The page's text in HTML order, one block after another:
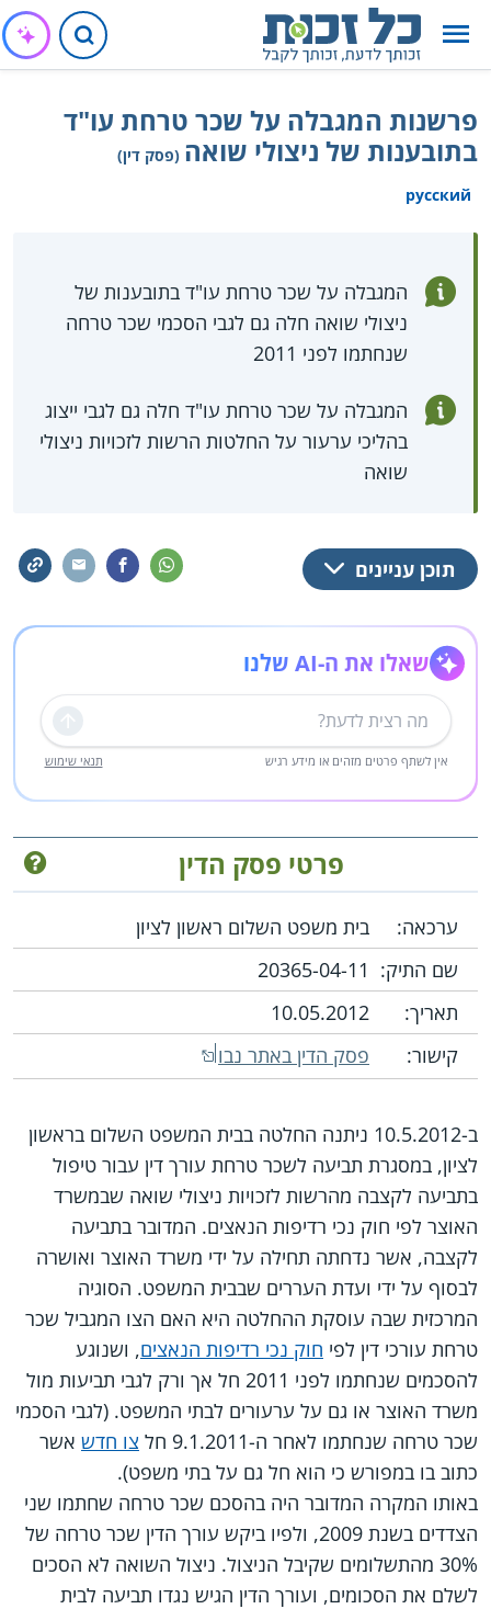
פרשנות המגבלה על שכר טרחת עו"ד
בתובענות של ניצולי שואה (פסק דין)
русский
המגבלה על שכר טרחת עו"ד בתובענות של
ניצולי שואה חלה גם לגבי הסכמי שכר טרחה
שנחתמו לפני 2011
המגבלה על שכר טרחת עו"ד חלה גם לגבי ייצוג
בהליכי ערעור על החלטות הרשות לזכויות ניצולי
שואה
תוכן עניינים
שאלו את ה-AI שלנו
שליחה
אין לשתף פרטים מזהים או מידע רגיש תנאי שימוש
פרטי פסק הדין
ערכאה:
בית משפט השלום ראשון לציון
שם התיק: 20365-04-11‏
תאריך:
10.05.2012
קישור:
פסק הדין באתר נבו
ב-10.5.2012 ניתנה החלטה בבית המשפט השלום בראשון
לציון, במסגרת תביעה לשכר טרחת עורך דין עבור טיפול
בתביעה לקצבה מהרשות לזכויות ניצולי שואה שבמשרד
האוצר לפי חוק נכי רדיפות הנאצים. המדובר בתביעה
לקצבה, אשר נדחתה תחילה על ידי משרד האוצר ואושרה
לבסוף על ידי ועדת העררים שבבית המשפט. הסוגיה
המרכזית שבה עוסקת ההחלטה היא האם הצו המגביל שכר
טרחת עורכי דין לפי חוק נכי רדיפות הנאצים, ושנוגע
להסכמים שנחתמו לפני 2011 חל אך ורק לגבי תביעות מול
משרד האוצר או גם על ערעורים לבתי המשפט. (לגבי הסכמי
שכר טרחה שנחתמו לאחר ה-9.1.2011 חל
צו חדש אשר
כתוב בו במפורש כי הוא חל גם על בתי משפט).
באותו המקרה המדובר היה בהסכם שכר טרחה שחתמו שני
הצדדים בשנת 2009, ולפיו ביקש עורך הדין שכר טרחה של
30% מהתשלומים שקיבל הניצול. ניצול השואה לא הסכים
לשלם את הסכומים, ועורך הדין הגיש נגדו תביעה לבית